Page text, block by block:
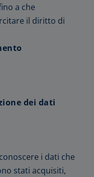
a che
il diritto di
dei dati
i dati che
stati acquisiti,